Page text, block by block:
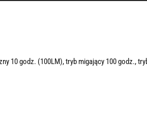
10 godz. (100LM), tryb migający 100 godz.,